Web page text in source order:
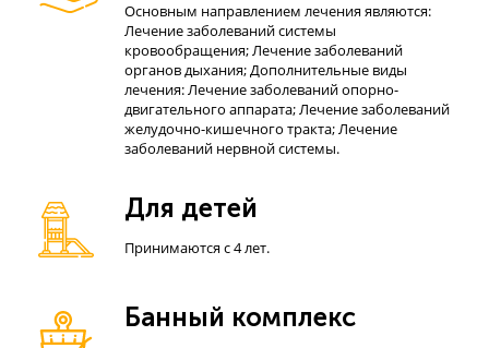
Основным направлением лечения являются:
Лечение заболеваний системы
кровообращения; Лечение заболеваний
органов дыхания; Дополнительные виды
лечения: Лечение заболеваний опорно-
двигательного аппарата; Лечение заболеваний
желудочно-кишечного тракта; Лечение
заболеваний нервной системы.
Для детей
Принимаются с 4 лет.
Банный комплекс